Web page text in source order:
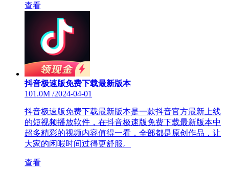
查看
抖音极速版免费下载最新版本
101.0M /2024-04-01
抖音极速版免费下载最新版本是一款抖音官方最新上线
的短视频播放软件，在抖音极速版免费下载最新版本中
超多精彩的视频内容值得一看，全部都是原创作品，让
大家的闲暇时间过得更舒服。
查看